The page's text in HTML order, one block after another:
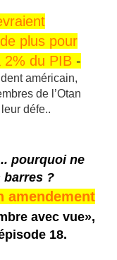
plus pour
2% du PIB -
américain,
de l’Otan
défe..
pourquoi ne
barres ?
amendement
avec vue»,
18.